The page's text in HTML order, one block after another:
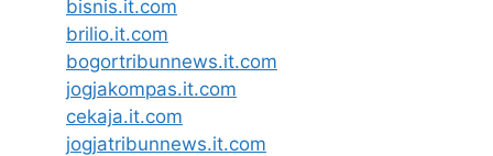
bisnis.it.com
brilio.it.com
bogortribunnews.it.com
jogjakompas.it.com
cekaja.it.com
jogjatribunnews.it.com